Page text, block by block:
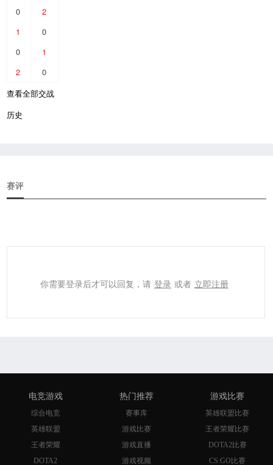
0
2
1
0
0
1
2
0
查看全部交战
历史
赛评
你需要登录后才可以回复，请 登录 或者 立即注册
电竞游戏
综合电竞
英雄联盟
王者荣耀
DOTA2
热门推荐
赛事库
游戏比赛
游戏直播
游戏视频
游戏比赛
英雄联盟比赛
王者荣耀比赛
DOTA2比赛
CS:GO比赛